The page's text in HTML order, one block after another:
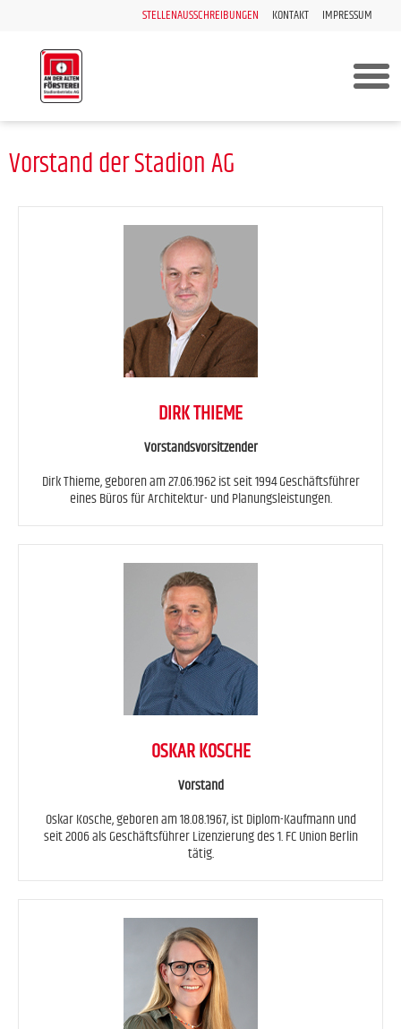
STELLENAUSSCHREIBUNGEN KONTAKT IMPRESSUM
Vorstand der Stadion AG
DIRK THIEME
Vorstandsvorsitzender
Dirk Thieme, geboren am 27.06.1962 ist seit 1994 Geschäftsführer
eines Büros für Architektur- und Planungsleistungen.
OSKAR KOSCHE
Vorstand
Oskar Kosche, geboren am 18.08.1967, ist Diplom-Kaufmann und
seit 2006 als Geschäftsführer Lizenzierung des 1. FC Union Berlin
tätig.